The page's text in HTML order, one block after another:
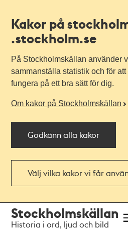
Kakor på
.stockholm.se
På Stockholmskällan använder
sammanställa statistik och för
fungera på ett bra sätt för dig.
Om kakor på Stockholmskällan
Godkänn alla kakor
Välj vilka kakor vi får
navigationen
huvudinnehållet
Stockholmskällan
Historia i ord, ljud och bild